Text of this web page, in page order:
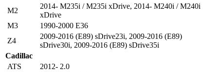
M2
2014- M235i / M235i xDrive, 2014- M240i / M240i
xDrive
M3
1990-2000 E36
Z4
2009-2016 (E89) sDrive23i, 2009-2016 (E89)
sDrive30i, 2009-2016 (E89) sDrive35i
Cadillac
ATS
2012- 2.0